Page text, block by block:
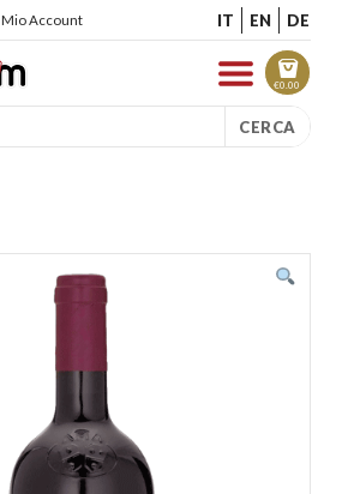
Mio Account IT EN DE
€0.00
CERCA